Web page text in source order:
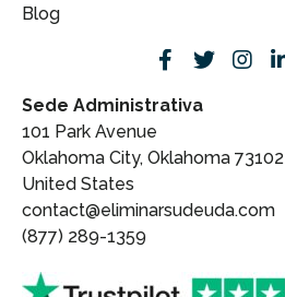
Blog
Sede Administrativa
101 Park Avenue
Oklahoma City, Oklahoma 73102
United States
contact@eliminarsudeuda.com
(877) 289-1359